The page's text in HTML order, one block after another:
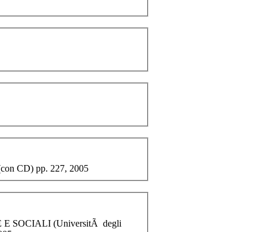
CD) pp. 227, 2005
SOCIALI (UniversitÃ degli